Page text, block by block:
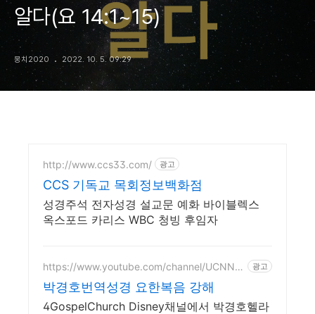
알다(요 14:1~15)
뭉치2020 2022. 10. 5. 09:29
http://www.ccs33.com/ 광고
CCS 기독교 목회정보백화점
성경주석 전자성경 설교문 예화 바이블렉스
옥스포드 카리스 WBC 청빙 후임자
https://www.youtube.com/channel/UCNNW
광고
박경호번역성경 요한복음 강해
4GospelChurch Disney채널에서 박경호헬라